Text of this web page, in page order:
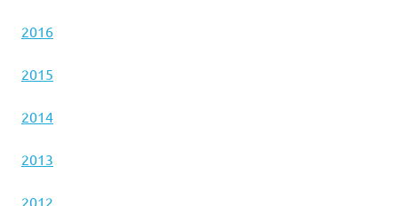
2016
2015
2014
2013
2012